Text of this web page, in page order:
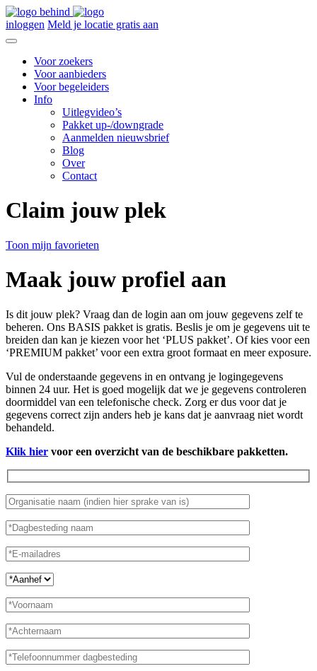
inloggen Meld je locatie gratis aan
Voor zoekers
Voor aanbieders
Voor begeleiders
Info
Uitlegvideo’s
Pakket up-/downgrade
Aanmelden nieuwsbrief
Blog
Over
Contact
Claim jouw plek
Toon mijn favorieten
Maak jouw profiel aan
Is dit jouw plek? Vraag dan de login aan om jouw gegevens zelf te
beheren. Ons BASIS pakket is gratis. Beslis je om je gegevens uit te
breiden dan kan je kiezen voor het ‘PLUS pakket’. Of kies voor een
‘PREMIUM pakket’ voor een extra groot formaat en meer exposure.
Vul de onderstaande gegevens in en ontvang je logingegevens
binnen 24 uur. Het is goed mogelijk dat we je gegevens controleren
doormiddel van een telefonische check. Zorg er dus voor dat je
gegevens correct zijn anders heb je kans dat je aanvraag niet wordt
behandeld.
Klik hier voor een overzicht van de beschikbare pakketten.